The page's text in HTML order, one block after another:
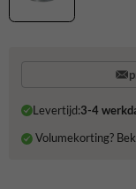
Levertijd:3-4
Volumekorting?